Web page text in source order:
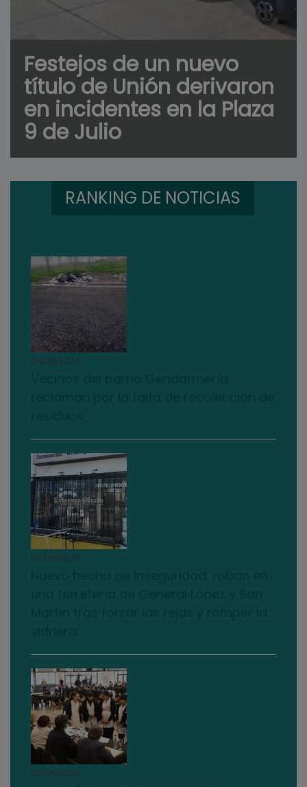
Festejos de un nuevo
título de Unión derivaron
en incidentes en la Plaza
9 de Julio
RANKING DE NOTICIAS
05/08/2026
07/08/2026
07/08/2026